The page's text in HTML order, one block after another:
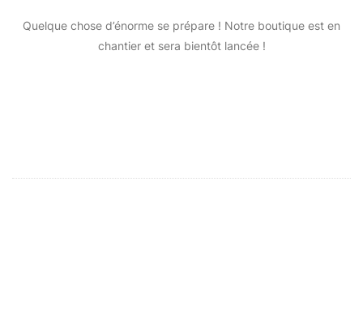
Quelque chose d’énorme se prépare ! Notre boutique est en
chantier et sera bientôt lancée !